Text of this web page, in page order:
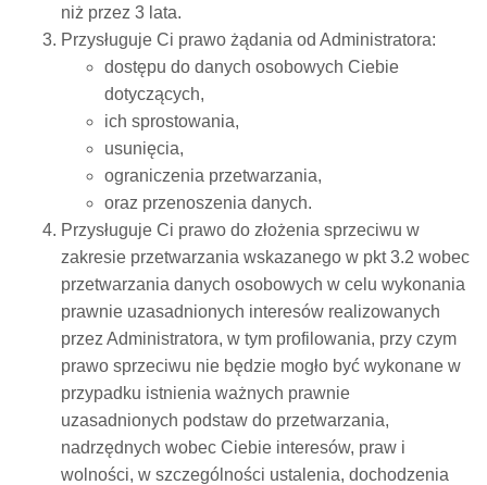
niż przez 3 lata.
Przysługuje Ci prawo żądania od Administratora:
dostępu do danych osobowych Ciebie
dotyczących,
ich sprostowania,
usunięcia,
ograniczenia przetwarzania,
oraz przenoszenia danych.
Przysługuje Ci prawo do złożenia sprzeciwu w
zakresie przetwarzania wskazanego w pkt 3.2 wobec
przetwarzania danych osobowych w celu wykonania
prawnie uzasadnionych interesów realizowanych
przez Administratora, w tym profilowania, przy czym
prawo sprzeciwu nie będzie mogło być wykonane w
przypadku istnienia ważnych prawnie
uzasadnionych podstaw do przetwarzania,
nadrzędnych wobec Ciebie interesów, praw i
wolności, w szczególności ustalenia, dochodzenia